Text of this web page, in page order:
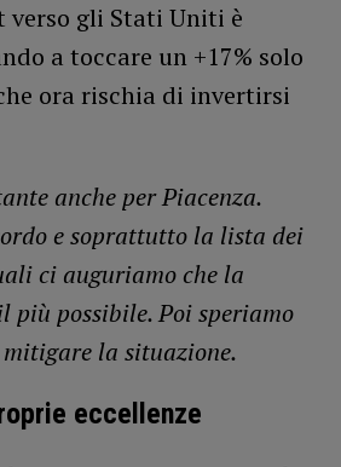
verso gli Stati Uniti è
a toccare un +17% solo
ora rischia di invertirsi
anche per Piacenza.
e soprattutto la lista dei
ci auguriamo che la
più possibile. Poi speriamo
mitigare la situazione.
eccellenze